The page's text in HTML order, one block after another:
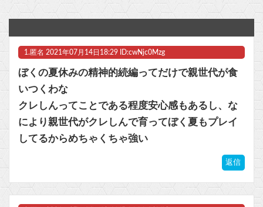
【にじ甲2026】Winners準決勝第2試合：朝晴 - ロイヤルナイツ！ロイヤルナイツうおおおおおおおおおおお
【ラブライブ！】ちゅーとりえらいぶのブレードの電池なんだけど他
お前らが使ってみたい武器他
ビットコイン再び1600万円へ。ドル円は147円に
1. 匿名 2021年07月14日18:29 ID:cwNjc0Mzg
ぼくの夏休みの精神的続編ってだけで親世代が食
いつくわな
クレしんってことである程度安心感もあるし、な
により親世代がクレしんで育ってぼく夏もプレイ
してるからめちゃくちゃ強い
返信